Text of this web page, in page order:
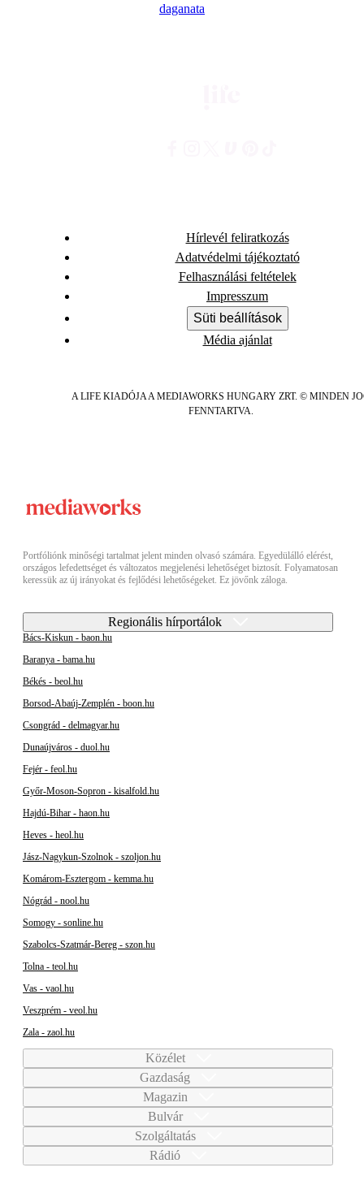
daganata
Hírlevél feliratkozás
Adatvédelmi tájékoztató
Felhasználási feltételek
Impresszum
Süti beállítások
Média ajánlat
A LIFE KIADÓJA A MEDIAWORKS HUNGARY ZRT. © MINDEN
FENNTARTVA.
Portfóliónk minőségi tartalmat jelent minden olvasó számára. Egyedülálló elérést,
országos lefedettséget és változatos megjelenési lehetőséget biztosít. Folyamatosan
keressük az új irányokat és fejlődési lehetőségeket. Ez jövőnk záloga.
Regionális hírportálok
Bács-Kiskun - baon.hu
Baranya - bama.hu
Békés - beol.hu
Borsod-Abaúj-Zemplén - boon.hu
Csongrád - delmagyar.hu
Dunaújváros - duol.hu
Fejér - feol.hu
Győr-Moson-Sopron - kisalfold.hu
Hajdú-Bihar - haon.hu
Heves - heol.hu
Jász-Nagykun-Szolnok - szoljon.hu
Komárom-Esztergom - kemma.hu
Nógrád - nool.hu
Somogy - sonline.hu
Szabolcs-Szatmár-Bereg - szon.hu
Tolna - teol.hu
Vas - vaol.hu
Veszprém - veol.hu
Zala - zaol.hu
Közélet
Gazdaság
Magazin
Bulvár
Szolgáltatás
Rádió